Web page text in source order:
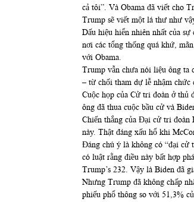
cả tôi”. Và Obama đã viết cho
Trump sẽ viết một lá thư như
Dấu hiệu hiển nhiên nhất của
nơi các tổng thống quá khứ,
với Obama.
Trump vẫn chưa nói liệu ông ta
– từ chối tham dự lễ nhậm chức
Cuộc họp của Cử tri đoàn ở thủ
ông đã thua cuộc bầu cử và
Chiến thắng của Đại cử tri đoàn
này. Thật đáng xấu hổ khi
Đáng chú ý là không có “đại cử
có luật rằng điều này bất hợp
Trump’s 232. Vậy là Biden đã
Nhưng Trump đã không chấp
phiếu phổ thông so với 51,3%